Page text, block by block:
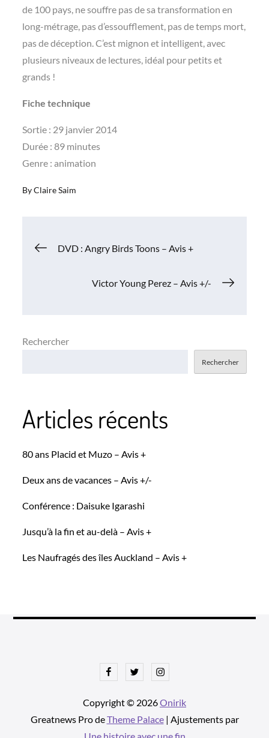
de 100 pays, ne souffre pas de sa transformation en
long-métrage, pas d’essoufflement, pas de temps mort,
pas de déception. C’est mignon et intelligent, avec
plusieurs niveaux de lectures, idéal pour petits et
grands !
Fiche technique
Sortie : 29 janvier 2014
Durée : 89 minutes
Genre : animation
ByClaire Saim
Navigation
DVD : Angry Birds Toons – Avis +
Victor Young Perez – Avis +/-
Rechercher
Rechercher
Articles récents
80 ans Placid et Muzo – Avis +
Deux ans de vacances – Avis +/-
Conférence : Daisuke Igarashi
Jusqu’à la fin et au-delà – Avis +
Les Naufragés des îles Auckland – Avis +
FacebookTwitterInstagram
Copyright © 2026Onirik
Greatnews Pro deTheme Palace| Ajustements par